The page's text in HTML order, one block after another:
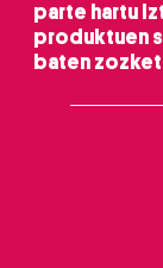
parte hartu
produktuen
baten